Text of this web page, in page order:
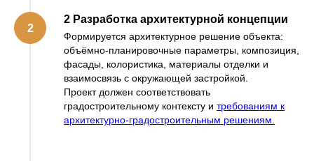
2 Разработка архитектурной концепции
Формируется архитектурное решение объекта:
объёмно-планировочные параметры, композиция,
фасады, колористика, материалы отделки и
взаимосвязь с окружающей застройкой.
Проект должен соответствовать
градостроительному контексту и требованиям к
архитектурно-градостроительным решениям.